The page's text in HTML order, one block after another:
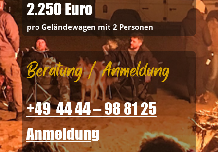
2.250 Euro
pro Geländewagen mit 2 Personen
Beratung / Anmeldung
+49 44 44 – 98 81 25
Anmeldung